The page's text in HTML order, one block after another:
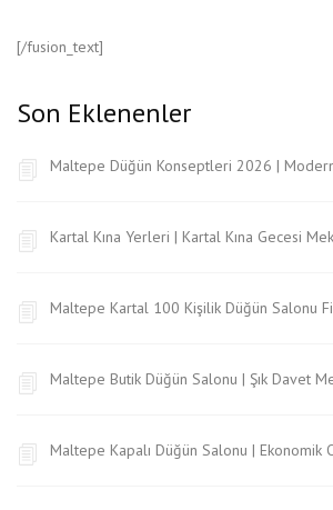
[/fusion_text]
Son Eklenenler
Maltepe Düğün Konseptleri 2026 |
Kartal Kına Yerleri | Kartal Kına Gecesi
Maltepe Kartal 100 Kişilik Düğün Salonu
Maltepe Butik Düğün Salonu | Şık Davet
Maltepe Kapalı Düğün Salonu | Ekonomik